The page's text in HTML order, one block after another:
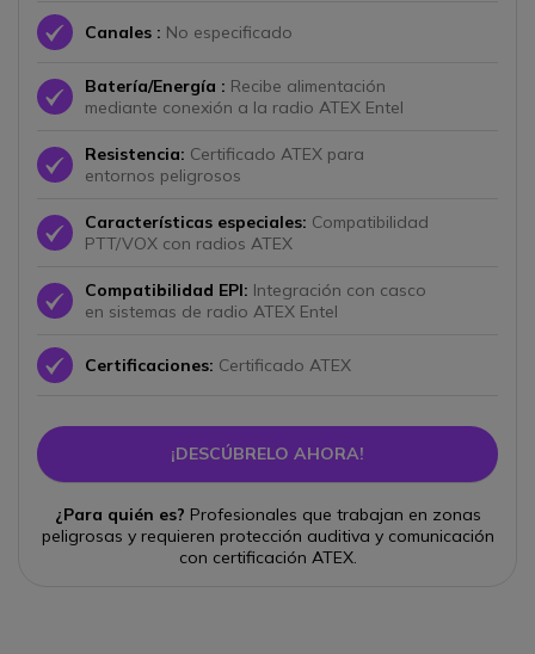
Icono Canales : No especificado
Icono Batería/Energía : Recibe alimentación
mediante conexión a la radio ATEX Entel
Icono Resistencia: Certificado ATEX para
entornos peligrosos
Icono Características especiales: Compatibilidad
PTT/VOX con radios ATEX
Icono Compatibilidad EPI: Integración con casco
en sistemas de radio ATEX Entel
Icono Certificaciones: Certificado ATEX
¡DESCÚBRELO AHORA!
¿Para quién es? Profesionales que trabajan en zonas
peligrosas y requieren protección auditiva y comunicación
con certificación ATEX.